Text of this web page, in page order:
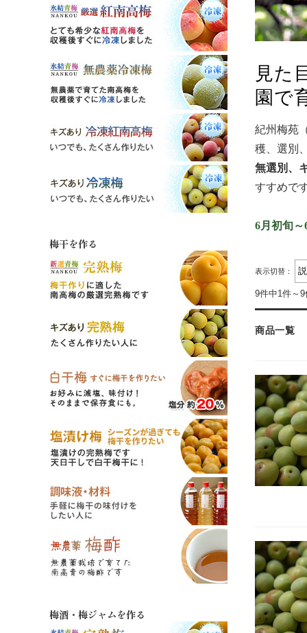
見た
園で
紀州梅苑
穫、選別
無選別、
すすめで
6月初旬～
表示切替：
9件中1件～
商品一覧
梅干を作る
梅酒・梅ジャムを作る